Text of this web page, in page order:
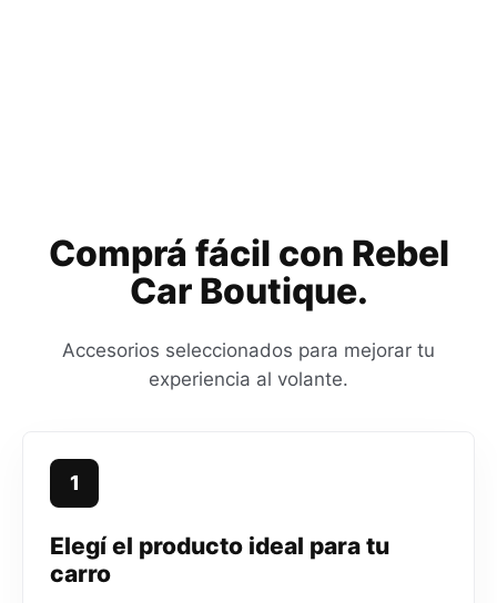
Comprá fácil con Rebel
Car Boutique.
Accesorios seleccionados para mejorar tu
experiencia al volante.
1
Elegí el producto ideal para tu
carro